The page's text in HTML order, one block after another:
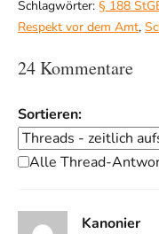
Schlagwörter: § 188
Respekt vor dem Amt,
24 Kommentare
Sortieren:
Alle Thread-
Kanonier